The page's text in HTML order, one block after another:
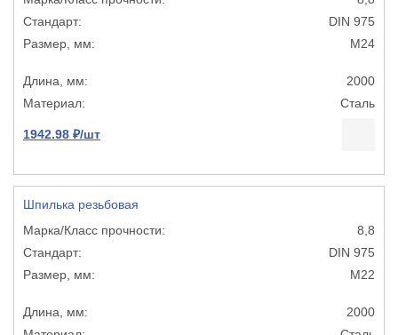
DIN 975
М24
2000
Сталь
1942.98 ₽/шт
Шпилька резьбовая
8,8
DIN 975
М22
2000